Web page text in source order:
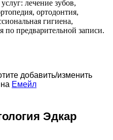
лечение зубов,
ортодонтия,
гигиена,
по предварительной записи.
добавить/изменить
Емейл
Эдкар